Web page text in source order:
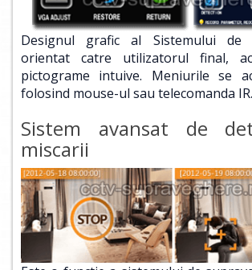
Designul grafic al Sistemului de
orientat catre utilizatorul final,
pictograme intuive. Meniurile se
folosind mouse-ul sau telecomanda IR.
Sistem avansat de
miscarii